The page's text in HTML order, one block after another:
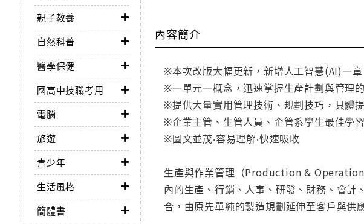
親子教養
自然科普
醫學保健
國高中技職考用
電腦
旅遊
青少年
生活風格
簡體書
內容簡介
※本次改版大幅更新，新增人工智慧(AI)一章
※一單元一概念，迅速掌握生產計劃與管理
※提供大量實用管理技術、規劃技巧，具體
※企業主管、生管人員、企管系學生最佳學
※圖文並茂‧容易理解‧快速吸收
生產與作業管理（Production & Operation
內的生產、行銷、人事、研發、財務、會
合，由原先單純的製造規劃延伸至客戶與供